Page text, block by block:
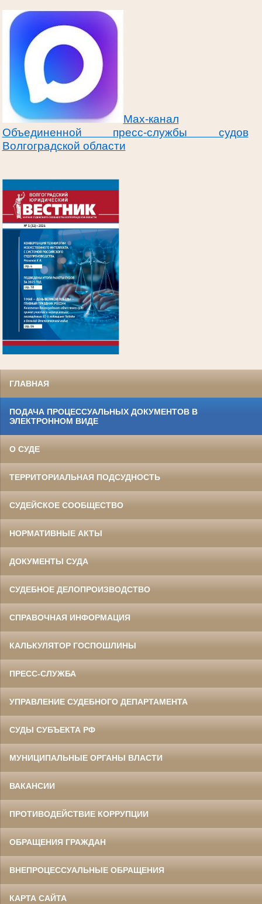
Max-канал
Объединенной пресс-службы судов
Волгоградской области
ГЛАВНАЯ
ПОДАЧА ПРОЦЕССУАЛЬНЫХ ДОКУМЕНТОВ В
ЭЛЕКТРОННОМ ВИДЕ
О СУДЕ
ТЕРРИТОРИАЛЬНАЯ ПОДСУДНОСТЬ
СУДЕЙСКОЕ СООБЩЕСТВО
НОРМАТИВНЫЕ АКТЫ
ДОКУМЕНТЫ СУДА
СУДЕБНОЕ ДЕЛОПРОИЗВОДСТВО
СПРАВОЧНАЯ ИНФОРМАЦИЯ
КАЛЬКУЛЯТОР ГОСПОШЛИНЫ
ПРЕСС-СЛУЖБА
УПРАВЛЕНИЕ СУДЕБНОГО ДЕПАРТАМЕНТА
СУДЫ СУБЪЕКТА РФ
МУНИЦИПАЛЬНЫЕ ОРГАНЫ ВЛАСТИ
ВАКАНСИИ
ПРОТИВОДЕЙСТВИЕ КОРРУПЦИИ
ОБРАЩЕНИЯ ГРАЖДАН
ВНЕПРОЦЕССУАЛЬНЫЕ ОБРАЩЕНИЯ
КАРТА САЙТА